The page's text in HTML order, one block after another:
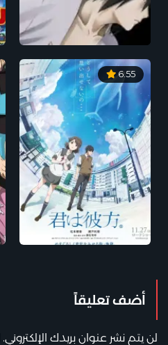
6.55
أضف تعليقاً
لن يتم نشر عنوان بريدك الإلكتروني.